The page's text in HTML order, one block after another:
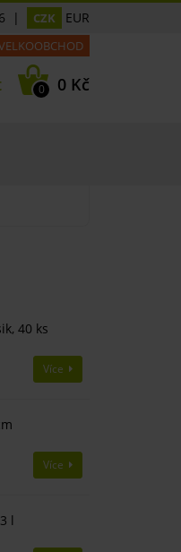
| CZK EUR
0 0 Kč
40 ks
Více
Více
l